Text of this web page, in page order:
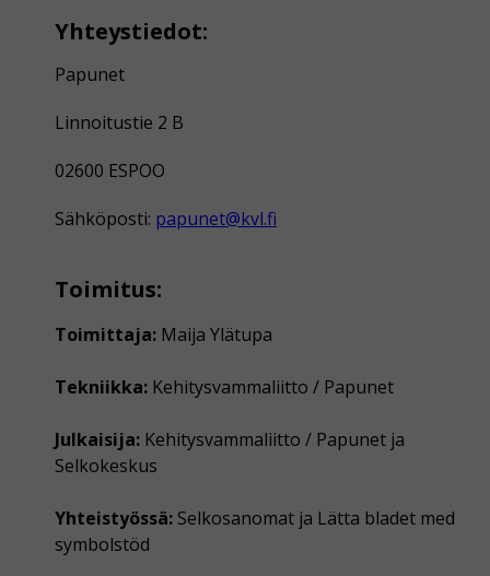
Yhteystiedot:
Papunet
Linnoitustie 2 B
02600 ESPOO
Sähköposti: papunet@kvl.fi
Toimitus:
Toimittaja: Maija Ylätupa
Tekniikka: Kehitysvammaliitto / Papunet
Julkaisija: Kehitysvammaliitto / Papunet ja
Selkokeskus
Yhteistyössä: Selkosanomat ja Lätta bladet med
symbolstöd